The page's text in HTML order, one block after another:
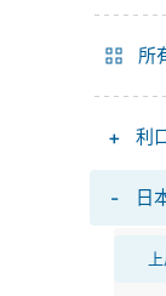
所
+ 利
- 日